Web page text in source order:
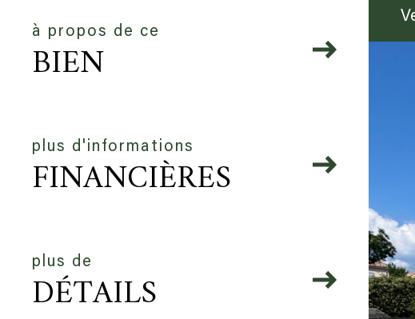
à propos de ce
BIEN
plus d'informations
FINANCIÈRES
plus de
DÉTAILS